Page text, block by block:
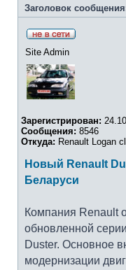
Заголовок
Site Admin
Зарегистрирован:
Сообщения: 8546
Откуда: Renault Logan
Новый Renault
Беларуси
Компания Renault
обновленной
Duster. Основное
модернизации